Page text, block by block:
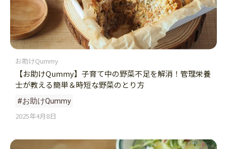
お助けQummy
【お助けQummy】子育て中の野菜不足を解消！管理栄養
士が教える簡単＆時短な野菜のとり方
#お助けQummy
2025年4月8日